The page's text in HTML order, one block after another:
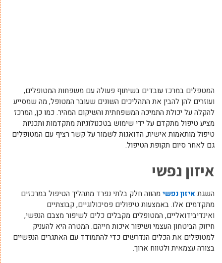
המטפלים במרכז עובדים בשיתוף פעולה עם משפחות המטופלים,
ועוזרים להן להבין את התהליכים השונים שעובר המטופל, מה שמסייע
להקלה על יכולת התמיכה המשפחתית והשיקום המהיר. כמו כן, המרכז
מציע טיפול מתקדם על ידי שימוש בטכנולוגיות מתקדמות ותכניות
טיפול מותאמות אישית, הדואגות לשמור על קשר רציף עם המטופלים
גם לאחר סיום תקופת הטיפול.
איזון נפשי
השגתאיזון נפשי מהווה חלק בלתי נפרד מתהליך הטיפול במרכזים
מתקדמים אלו. באמצעות טיפולים פסיכולוגיים, קבוצתיים
ואינדיבידואליים, המטופלים מקבלים כלים לשיפור מצבם הנפשי,
חיזוק הביטחון העצמי ושיפור איכות חייהם. המטרה היא להעניק
למטופלים את הכלים הנדרשים כדי להתמודד עם האתגרים הנפשיים
בצורה עצמאית ולטווח ארוך.